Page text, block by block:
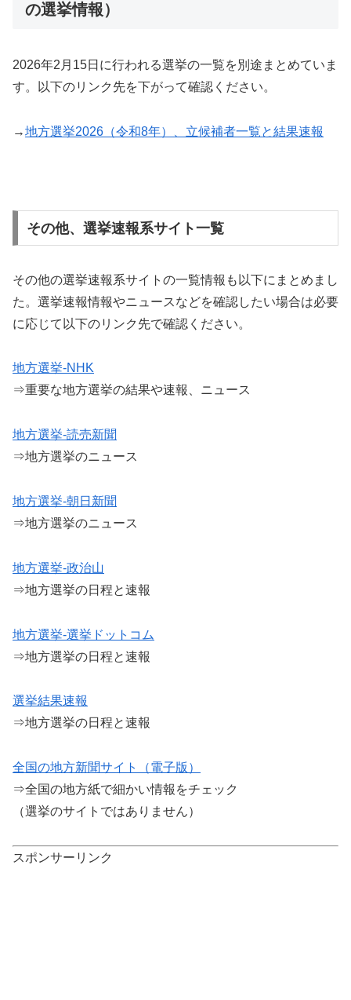
の選挙情報）
2026年2月15日に行われる選挙の一覧を別途まとめていま
す。以下のリンク先を下がって確認ください。
→地方選挙2026（令和8年）、立候補者一覧と結果速報
その他、選挙速報系サイト一覧
その他の選挙速報系サイトの一覧情報も以下にまとめまし
た。選挙速報情報やニュースなどを確認したい場合は必要
に応じて以下のリンク先で確認ください。
地方選挙-NHK
⇒重要な地方選挙の結果や速報、ニュース
地方選挙-読売新聞
⇒地方選挙のニュース
地方選挙-朝日新聞
⇒地方選挙のニュース
地方選挙-政治山
⇒地方選挙の日程と速報
地方選挙-選挙ドットコム
⇒地方選挙の日程と速報
選挙結果速報
⇒地方選挙の日程と速報
全国の地方新聞サイト（電子版）
⇒全国の地方紙で細かい情報をチェック
（選挙のサイトではありません）
スポンサーリンク